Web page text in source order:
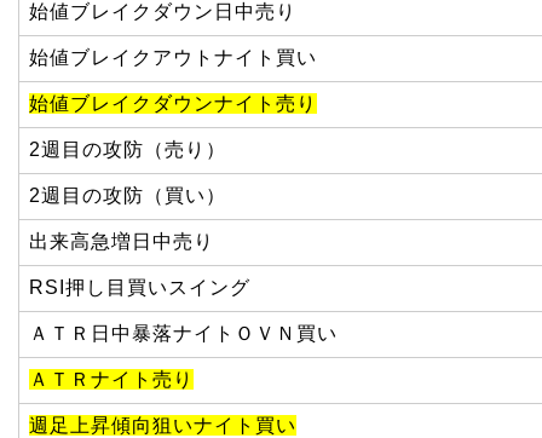
始値ブレイクダウン日中売り
始値ブレイクアウトナイト買い
始値ブレイクダウンナイト売り
2週目の攻防（売り）
2週目の攻防（買い）
出来高急増日中売り
RSI押し目買いスイング
ＡＴＲ日中暴落ナイトＯＶＮ買い
ＡＴＲナイト売り
週足上昇傾向狙いナイト買い